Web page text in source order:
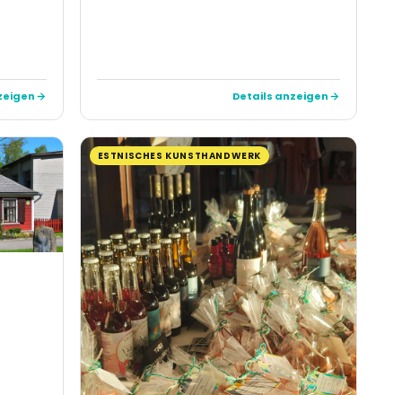
Details anzeigen
ESTNISCHES KUNSTHANDWERK